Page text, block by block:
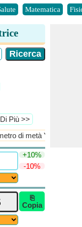
Matematica
​Di Più >>
di metà Yin Yang
+10%
-10%
⎘
Copia